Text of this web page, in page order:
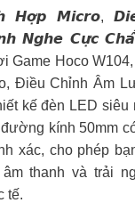
𝙃𝙤̛̣𝙥 𝙈𝙞𝙘𝙧𝙤,
𝙉𝙜𝙝𝙚 𝘾𝙪̛̣𝙘 𝘾𝙝𝙖̂́𝙩
Game Hoco
Điều Chỉnh Âm
kế đèn LED siêu
kính 50mm
xác, cho phép
thanh và trải
tế.